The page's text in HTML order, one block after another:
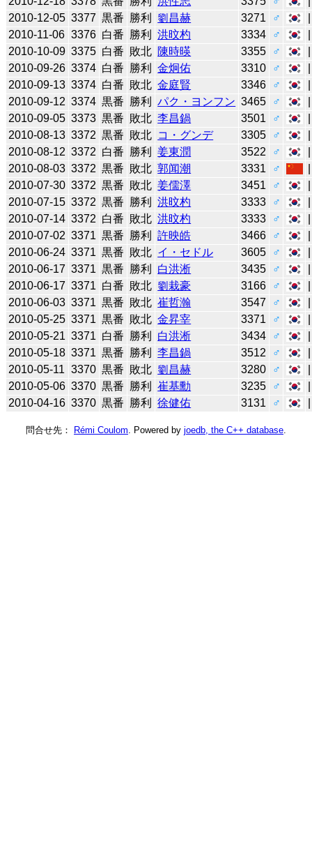
2010-12-05 3377 黒番 勝利 劉昌赫 3271 ♂
2010-11-06 3376 白番 勝利 洪旼杓 3334 ♂
2010-10-09 3375 白番 敗北 陳時暎 3355 ♂
2010-09-26 3374 白番 勝利 金炯佑 3310 ♂
2010-09-13 3374 白番 敗北 金庭賢 3346 ♂
2010-09-12 3374 黒番 勝利 パク・ヨンフン 3465 ♂
2010-09-05 3373 黒番 敗北 李昌鍋 3501 ♂
2010-08-13 3372 黒番 敗北 コ・グンデ 3305 ♂
2010-08-12 3372 白番 勝利 姜東潤 3522 ♂
2010-08-03 3372 黒番 敗北 郭闻潮 3331 ♂
2010-07-30 3372 黒番 敗北 姜儒澤 3451 ♂
2010-07-15 3372 黒番 勝利 洪旼杓 3333 ♂
2010-07-14 3372 白番 敗北 洪旼杓 3333 ♂
2010-07-02 3371 黒番 勝利 許映皓 3466 ♂
2010-06-24 3371 黒番 敗北 イ・セドル 3605 ♂
2010-06-17 3371 黒番 勝利 白洪淅 3435 ♂
2010-06-17 3371 白番 敗北 劉栽豪 3166 ♂
2010-06-03 3371 黒番 敗北 崔哲瀚 3547 ♂
2010-05-25 3371 黒番 敗北 金昇宰 3371 ♂
2010-05-21 3371 白番 勝利 白洪淅 3434 ♂
2010-05-18 3371 黒番 勝利 李昌鍋 3512 ♂
2010-05-11 3370 黒番 敗北 劉昌赫 3280 ♂
2010-05-06 3370 黒番 勝利 崔基勳 3235 ♂
2010-04-16 3370 黒番 勝利 徐健佑 3131 ♂
問合せ先： Rémi Coulom . Powered by joedb, the C++ database